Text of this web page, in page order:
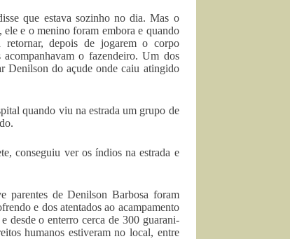
que estava sozinho no dia. Mas o
e o menino foram embora e quando
retornar, depois de jogarem o corpo
o fazendeiro. Um dos
Denilson do açude onde caiu atingido
quando viu na estrada um grupo de
conseguiu ver os índios na estrada e
parentes de Denilson Barbosa foram
e dos atentados ao acampamento
desde o enterro cerca de 300 guarani-
humanos estiveram no local, entre